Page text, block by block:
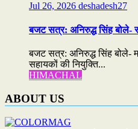
Jul 26, 2026 deshadesh27
बजट सत्र: अनिरुद्ध सिंह बोले-
बजट सत्र: अनिरुद्ध सिंह बोले-
सहायकों की नियुक्ति...
HIMACHAL
ABOUT US